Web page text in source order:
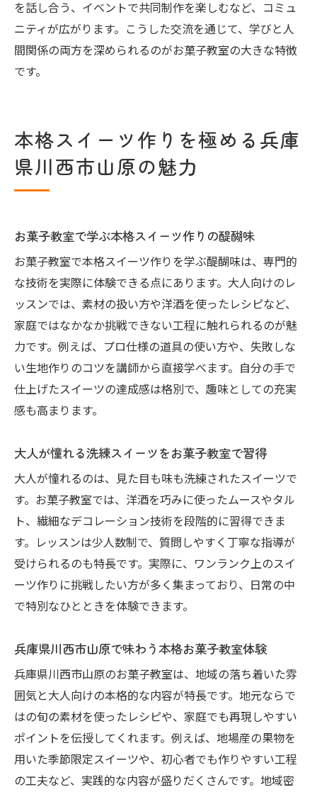
大人が自宅で活かせるお菓子教室の応用テ
クニック
シピ
お菓子教室で身につく実践的なスイーツ技
術
ント
お菓子教室で広がる大人同士の交流の輪
共通の趣味でつながるお菓子教室の魅力
お菓子教室で生まれる大人の新しい交友関
係
教室イベントを通じて深まる交流の楽しさ
お菓子教室が生み出す大人の学びと仲間づ
くり
験
手作りギフトに最適なレシピと材料選びのコツ
お菓子教室で学ぶギフト向きスイーツレシ
ピ
大人が喜ぶ手作りギフトの選び方とお菓子
教室
お菓子教室で身につく材料選びのポイント
菓子教室
お菓子教室で提案するプレゼントスイーツ
の工夫
お菓子教室が教えるギフト包装や渡し方の
アイデア
を話し合う、イベントで共同制作を楽しむなど、コミュ
ニティが広がります。こうした交流を通じて、学びと人
間関係の両方を深められるのがお菓子教室の大きな特徴
です。
本格スイーツ作りを極める兵庫
県川西市山原の魅力
お菓子教室で学ぶ本格スイーツ作りの醍醐味
お菓子教室で本格スイーツ作りを学ぶ醍醐味は、専門的
な技術を実際に体験できる点にあります。大人向けのレ
ッスンでは、素材の扱い方や洋酒を使ったレシピなど、
家庭ではなかなか挑戦できない工程に触れられるのが魅
力です。例えば、プロ仕様の道具の使い方や、失敗しな
い生地作りのコツを講師から直接学べます。自分の手で
仕上げたスイーツの達成感は格別で、趣味としての充実
感も高まります。
大人が憧れる洗練スイーツをお菓子教室で習得
大人が憧れるのは、見た目も味も洗練されたスイーツで
す。お菓子教室では、洋酒を巧みに使ったムースやタル
ト、繊細なデコレーション技術を段階的に習得できま
す。レッスンは少人数制で、質問しやすく丁寧な指導が
受けられるのも特長です。実際に、ワンランク上のスイ
ーツ作りに挑戦したい方が多く集まっており、日常の中
で特別なひとときを体験できます。
兵庫県川西市山原で味わう本格お菓子教室体験
兵庫県川西市山原のお菓子教室は、地域の落ち着いた雰
囲気と大人向けの本格的な内容が特長です。地元ならで
はの旬の素材を使ったレシピや、家庭でも再現しやすい
ポイントを伝授してくれます。例えば、地場産の果物を
用いた季節限定スイーツや、初心者でも作りやすい工程
の工夫など、実践的な内容が盛りだくさんです。地域密